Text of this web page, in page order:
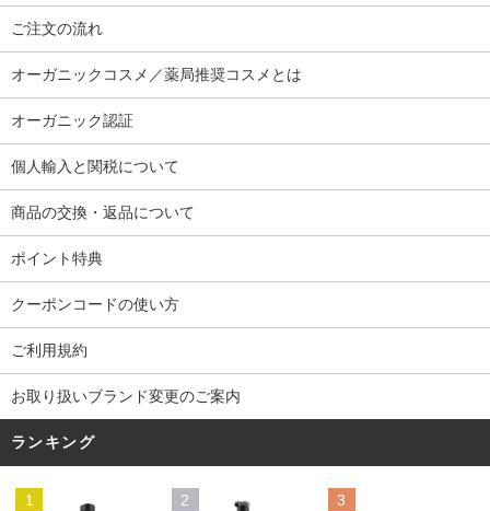
ご注文の流れ
オーガニックコスメ／薬局推奨コスメとは
オーガニック認証
個人輸入と関税について
商品の交換・返品について
ポイント特典
クーポンコードの使い方
ご利用規約
お取り扱いブランド変更のご案内
ランキング
1 2 3